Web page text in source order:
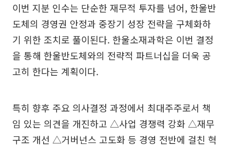
이번 지분 인수는 단순한 재무적 투자를 넘어, 한울반
도체의 경영권 안정과 중장기 성장 전략을 구체화하
기 위한 조치로 풀이된다. 한울소재과학은 이번 결정
을 통해 한울반도체와의 전략적 파트너십을 더욱 공
고히 한다는 계획이다.
특히 향후 주요 의사결정 과정에서 최대주주로서 책
임 있는 의견을 개진하고 △사업 경쟁력 강화 △재무
구조 개선 △거버넌스 고도화 등 경영 전반에 걸친 혁